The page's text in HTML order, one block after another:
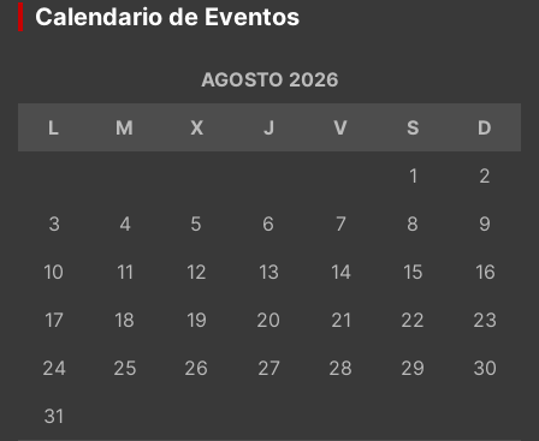
Calendario de Eventos
AGOSTO 2026
L
M X J V S
D
1
2
3
4 5 6 7 8
9
10
11 12 13 14 15
16
17
18 19 20 21 22
23
24
25 26 27 28 29
30
31